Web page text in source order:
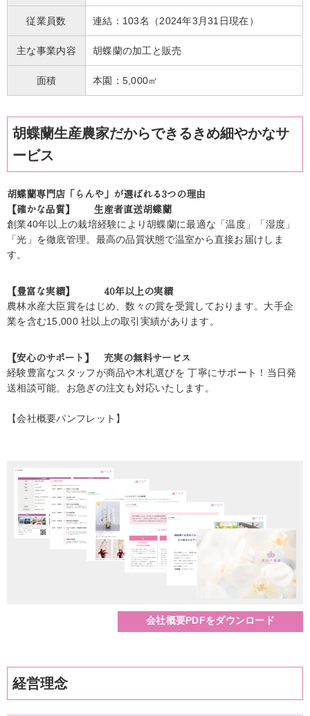
従業員数 連結：103名（2024年3月31日現在）
主な事業内容 胡蝶蘭の加工と販売
面積 本園：5,000㎡
胡蝶蘭生産農家だからできるきめ細やかなサ
ービス
胡蝶蘭専門店「らんや」が選ばれる3つの理由
【確かな品質】 生産者直送胡蝶蘭
創業40年以上の栽培経験により胡蝶蘭に最適な「温度」「湿度」
「光」を徹底管理。最高の品質状態で温室から直接お届けしま
す。
【豊富な実績】 40年以上の実績
農林水産大臣賞をはじめ、数々の賞を受賞しております。大手企
業を含む15,000 社以上の取引実績があります。
【安心のサポート】 充実の無料サービス
経験豊富なスタッフが商品や木札選びを 丁寧にサポート！当日発
送相談可能。お急ぎの注文も対応いたします。
【会社概要パンフレット】
会社概要PDFをダウンロード
経営理念